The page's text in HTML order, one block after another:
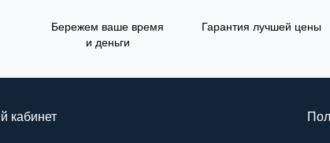
Бережем ваше время
и деньги
Гарантия лучшей цены
кабинет